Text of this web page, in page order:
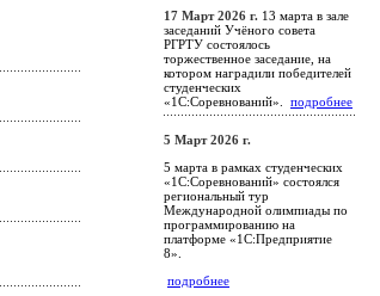
17 Март 2026 г. 13 марта в зале
заседаний Учёного совета
РГРТУ состоялось
торжественное заседание, на
котором наградили победителей
студенческих
«1С:Соревнований». подробнее
5 Март 2026 г.
5 марта в рамках студенческих
«1С:Соревнований» состоялся
региональный тур
Международной олимпиады по
программированию на
платформе «1С:Предприятие
8».
подробнее